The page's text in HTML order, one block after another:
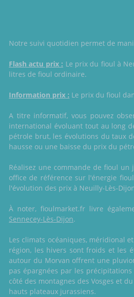
Notre suivi quotidien permet de
Flash actu prix : Le prix du fioul à
litres de fioul ordinaire.
Information prix : Le prix du fioul
A titre informatif, vous pouvez
international évoluant tout au long
pétrole brut, les évolutions du taux
hausse ou une baisse du prix du
Réalisez une commande de fioul
office de référence sur l'énergie
l'évolution des prix à Neuilly-Lès-
À noter, fioulmarket.fr livre
Sennecey-Lès-Dijon.
Les climats océaniques, méridional
région, les hivers sont froids et les
autour du Morvan offrent une
pas épargnées par les
côté des montagnes des Vosges et
hauts plateaux jurassiens.